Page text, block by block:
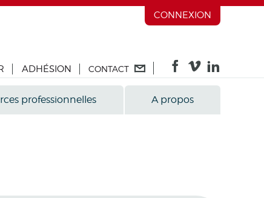
CONNEXION
ADHÉSION CONTACT
professionnelles A propos